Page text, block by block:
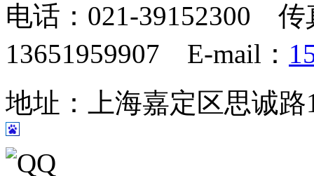
电话：021-39152300
13651959907 E-mail：
地址：上海嘉定区思诚